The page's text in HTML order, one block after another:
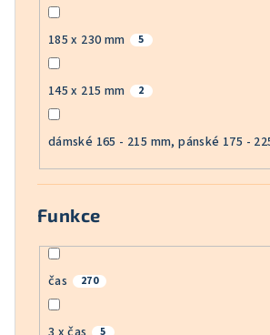
185 x 230 mm 5
145 x 215 mm 2
dámské 165 - 215 mm, pánské 175 -
Funkce
čas 270
5